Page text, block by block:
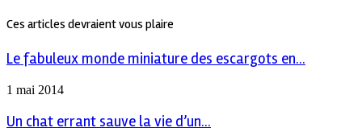
Ces articles devraient vous plaire
Le fabuleux monde miniature des escargots en...
1 mai 2014
Un chat errant sauve la vie d’un...